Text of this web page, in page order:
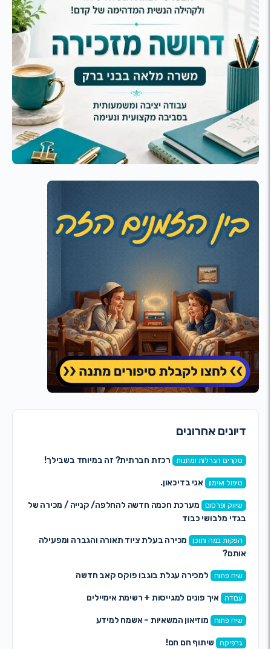
אחרונים
הגרלות ומתנות רכזת חברתית? זה במיוחד בשבילך!
ואימון אני בדיכאון.
ופרסום
מערכת חכמה חדשה להחלפה/ קנייה / מכירה של
מלבושי כבוד
במה ותוכן
מכירה בעלת ציוד תאורה והגברה ומפעילה
למכירה עגלת בוגבו פוקס קאב חדשה
איך פונים למגייסות + רשימת אימיילים
מוזיאון המשאיות – אשמח למידע
שיתוף חם חם!